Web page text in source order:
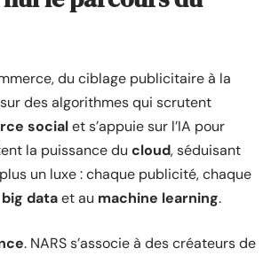
du ciblage publicitaire à la
des algorithmes qui scrutent
socialet s’appuie sur l’IA pour
la puissance du cloud, séduisant
plus un luxe : chaque publicité, chaque
big dataet au machine learning.
. NARS s’associe à des créateurs de